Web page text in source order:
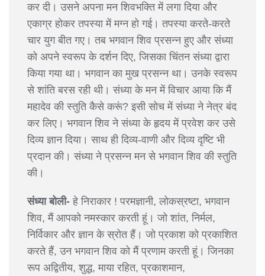
कर दी। उसने अपना मन शिवभक्ति में लगा दिया और
एकाग्र होकर तपस्या में मग्न हो गई। तपस्या करते-करते
चार युग बीत गए। तब भगवान शिव प्रसन्न हुए और संध्या
को अपने स्वरूप के दर्शन दिए, जिसका चिंतन संध्या द्वारा
किया गया था। भगवान का मुख प्रसन्न था। उनके स्वरूप
से शांति बरस रही थी। संध्या के मन में विचार आया कि मैं
महादेव की स्तुति कैसे करूं? इसी सोच में संध्या ने नेत्र बंद
कर लिए। भगवान शिव ने संध्या के हृदय में प्रवेश कर उसे
दिव्य ज्ञान दिया। साथ ही दिव्य-वाणी और दिव्य दृष्टि भी
प्रदान की। संध्या ने प्रसन्न मन से भगवान शिव की स्तुति
की।
संध्या बोली- हे निराकार ! परमज्ञानी, लोकस्रष्टा, भगवान
शिव, मैं आपको नमस्कार करती हूं। जो शांत, निर्मल,
निर्विकार और ज्ञान के स्रोत हैं। जो प्रकाश को प्रकाशित
करते हैं, उन भगवान शिव को मैं प्रणाम करती हूं। जिनका
रूप अद्वितीय, शुद्ध, माया रहित, प्रकाशमान,